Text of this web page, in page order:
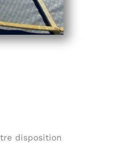
disposition